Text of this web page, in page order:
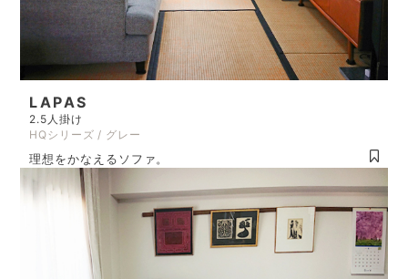
LAPAS
2.5人掛け
HQシリーズ / グレー
理想をかなえるソファ。